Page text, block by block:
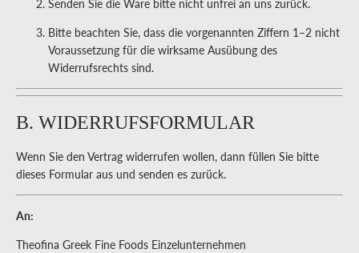
Senden Sie die Ware bitte nicht unfrei an uns zurück.
Bitte beachten Sie, dass die vorgenannten Ziffern 1–2 nicht
Voraussetzung für die wirksame Ausübung des
Widerrufsrechts sind.
B. WIDERRUFSFORMULAR
Wenn Sie den Vertrag widerrufen wollen, dann füllen Sie bitte
dieses Formular aus und senden es zurück.
An:
Theofina Greek Fine Foods Einzelunternehmen